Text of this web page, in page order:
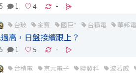
5 1 -
台玻 金寶 國巨* 台積電 華邦電
高，日盤接續跟上？
5 1 -
台積電 京元電子 聯發科 波若威